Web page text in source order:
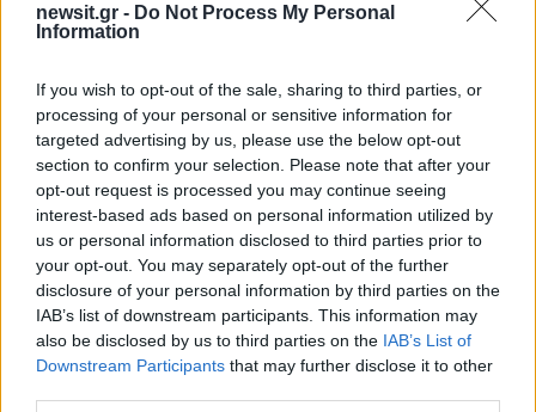
newsit.gr - Do Not Process My Personal
Information
If you wish to opt-out of the sale, sharing to third parties, or
processing of your personal or sensitive information for
targeted advertising by us, please use the below opt-out
section to confirm your selection. Please note that after your
opt-out request is processed you may continue seeing
interest-based ads based on personal information utilized by
us or personal information disclosed to third parties prior to
your opt-out. You may separately opt-out of the further
disclosure of your personal information by third parties on the
IAB’s list of downstream participants. This information may
also be disclosed by us to third parties on the IAB’s List of
Downstream Participants that may further disclose it to other